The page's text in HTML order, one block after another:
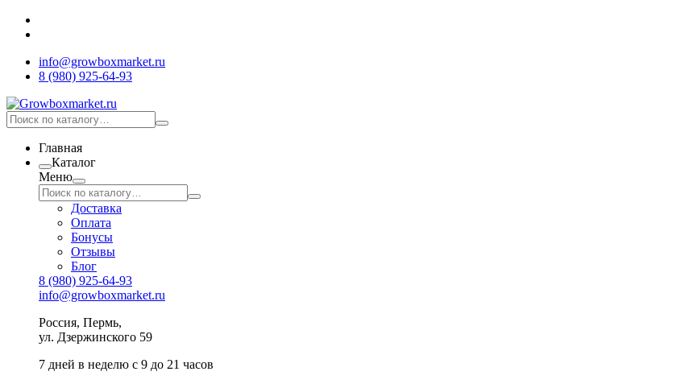
info@growboxmarket.ru
8 (980) 925-64-93
Главная
Каталог
Меню
Доставка
Оплата
Бонусы
Отзывы
Блог
8 (980) 925-64-93
info@growboxmarket.ru
Россия, Пермь,
ул. Дзержинского 59
7 дней в неделю с 9 до 21 часов